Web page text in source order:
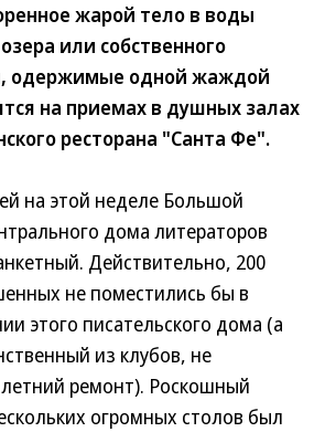
жарой тело в воды
или собственного
одержимые одной жаждой
на приемах в душных залах
ресторана "Санта Фе".
на этой неделе Большой
дома литераторов
Действительно, 200
не поместились бы в
этого писательского дома (а
из клубов, не
ремонт). Роскошный
огромных столов был